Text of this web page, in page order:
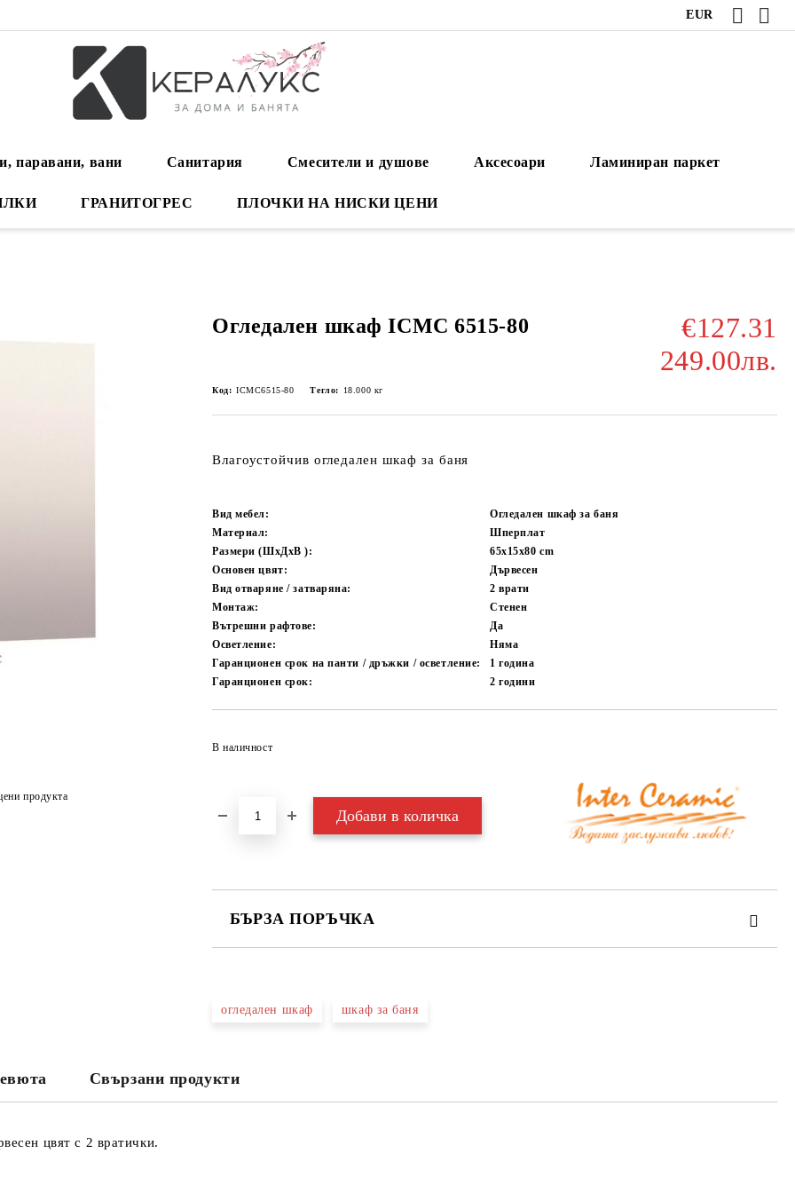
EUR
паравани, вани Санитария Смесители и душове Аксесоари Ламиниран паркет
ГРАНИТОГРЕС ПЛОЧКИ НА НИСКИ ЦЕНИ
Огледален шкаф ICMC 6515-80
€127.31
249.00лв.
Код: ICMC6515-80 Тегло: 18.000 кг
Влагоустойчив огледален шкаф за баня
Вид мебел:
Огледален шкаф за баня
Материал:
Шперплат
Размери (ШxДxВ ):
65х15х80cm
Основен цвят:
Дървесен
Вид отваряне / затваряна:
2 врати
Монтаж:
Стенен
Вътрешни рафтове:
Да
Осветление:
Няма
Гаранционен срок на панти / дръжки / осветление:
1 година
Гаранционен срок:
2 години
В наличност
БЪРЗА ПОРЪЧКА
огледален шкаф шкаф за баня
продукта
Свързани продукти
цвят с 2 вратички.